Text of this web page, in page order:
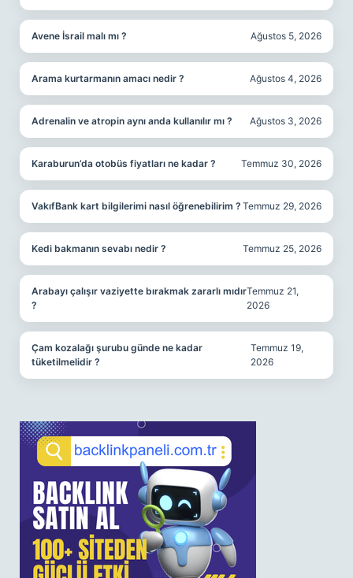
Avene İsrail malı mı ? Ağustos 5, 2026
Arama kurtarmanın amacı nedir ? Ağustos 4, 2026
Adrenalin ve atropin aynı anda kullanılır mı ? Ağustos 3, 2026
Karaburun’da otobüs fiyatları ne kadar ? Temmuz 30, 2026
VakıfBank kart bilgilerimi nasıl öğrenebilirim ? Temmuz 29, 2026
Kedi bakmanın sevabı nedir ? Temmuz 25, 2026
Arabayı çalışır vaziyette bırakmak zararlı mıdır
?
Temmuz 21,
2026
Çam kozalağı şurubu günde ne kadar
tüketilmelidir ?
Temmuz 19,
2026